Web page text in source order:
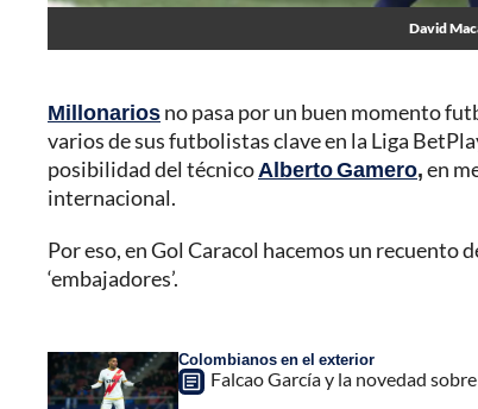
David
Millonariosno pasa por un buen momento
varios de sus futbolistas clave en la Liga
posibilidad del técnicoAlberto Gamero,en
internacional.
Por eso, en Gol Caracol hacemos un recuento
‘embajadores’.
Colombianos en el exterior
Falcao García y la novedad